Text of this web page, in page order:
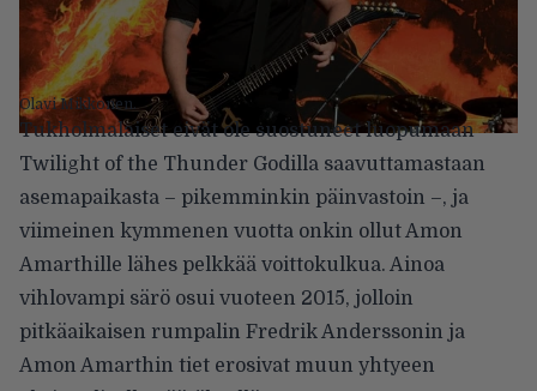
Olavi Mikkonen.
Tukholmalaiset eivät ole suostuneet luopumaan
Twilight of the Thunder Godilla saavuttamastaan
asemapaikasta – pikemminkin päinvastoin –, ja
viimeinen kymmenen vuotta onkin ollut Amon
Amarthille lähes pelkkää voittokulkua. Ainoa
vihlovampi särö osui vuoteen 2015, jolloin
pitkäaikaisen rumpalin Fredrik Anderssonin ja
Amon Amarthin tiet erosivat muun yhtyeen